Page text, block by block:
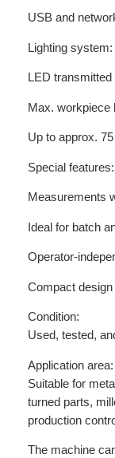
USB and
Lighting system:
LED
Max. workpiece
Up to approx.
Special features:
Measurements
Ideal for batch
Operator-
Compact design
Condition:
Used, tested,
Application area:
Suitable for
turned parts,
production
The machine